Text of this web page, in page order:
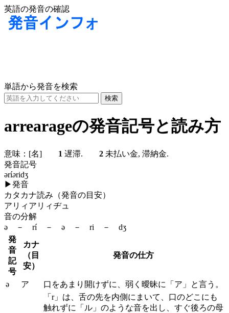
英語の発音の確認
単語から発音を検索
arrearageの発音記号と読み方
意味： [名] 1 遅滞. 2 未払い金, 滞納金.
発音記号
əríəridʒ
▶発音
カタカナ読み（発音の目安）
アリィアリィヂュ
音の分解
ə － rí － ə － ri － dʒ
発
音
記
号
カナ
（目
安）
発音の仕方
ə ア 口をあまり開けずに、弱く曖昧に「ア」と言う。
「r」は、舌の先を内側にまいて、口のどこにも
触れずに「ル」のような音を出し、すぐ後ろの母